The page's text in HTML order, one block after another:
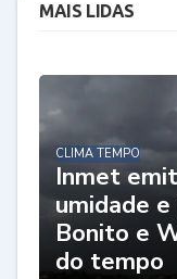
MAIS LIDAS
CLIMA TEMPO
Inmet
umidade
Bonito e
do tempo